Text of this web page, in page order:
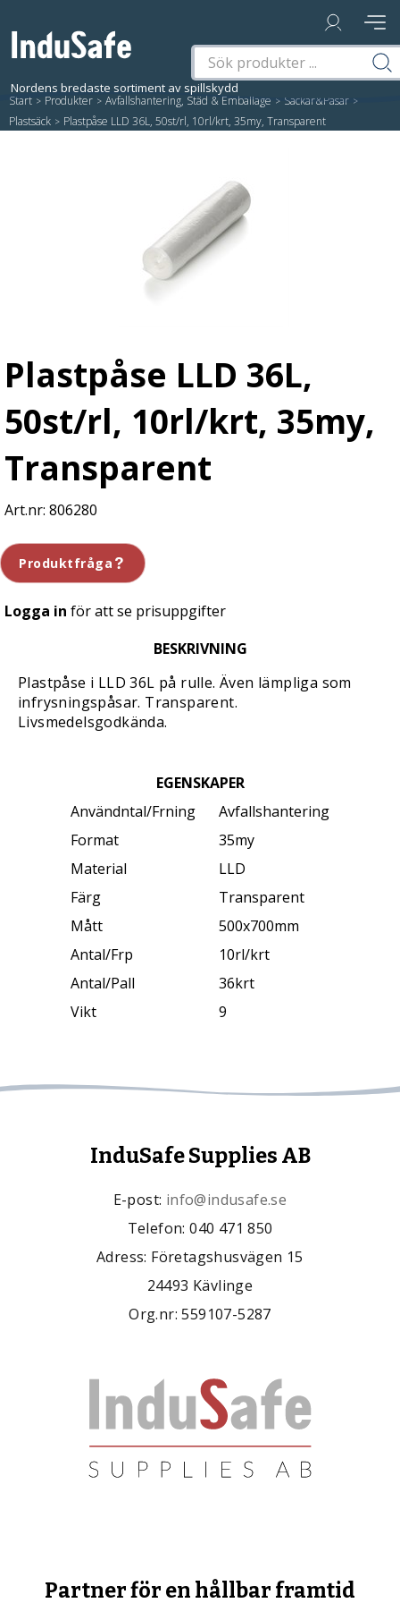
Start / Produkter / Avfallshantering, Städ & Emballage / Säckar&Påsar /
Plastsäck / Plastpåse LLD 36L, 50st/rl, 10rl/krt, 35my, Transparent
Plastpåse LLD 36L,
50st/rl, 10rl/krt, 35my,
Transparent
806280
Produktfråga
Logga in för att se prisuppgifter
BESKRIVNING
Plastpåse i LLD 36L på rulle. Även lämpliga som
infrysningspåsar. Transparent.
Livsmedelsgodkända.
EGENSKAPER
Användntal/Frning
Avfallshantering
Format
35my
Material
LLD
Färg
Transparent
Mått
500x700mm
Antal/Frp
10rl/krt
Antal/Pall
36krt
Vikt
9
InduSafe Supplies AB
E-post: info@indusafe.se
Telefon: 040 471 850
Adress: Företagshusvägen 15
24493 Kävlinge
Org.nr: 559107-5287
Partner för en hållbar framtid